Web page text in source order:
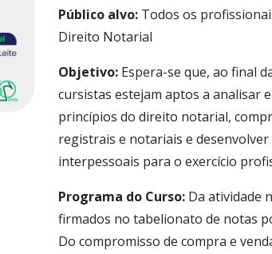
Público alvo: Todos os
Direito Notarial
Objetivo: Espera-se que, ao final
cursistas estejam aptos a analisar
princípios do direito notarial,
registrais e notariais e desenvolver
interpessoais para o exercício
Programa do Curso: Da atividade
firmados no tabelionato de notas
Do compromisso de compra e